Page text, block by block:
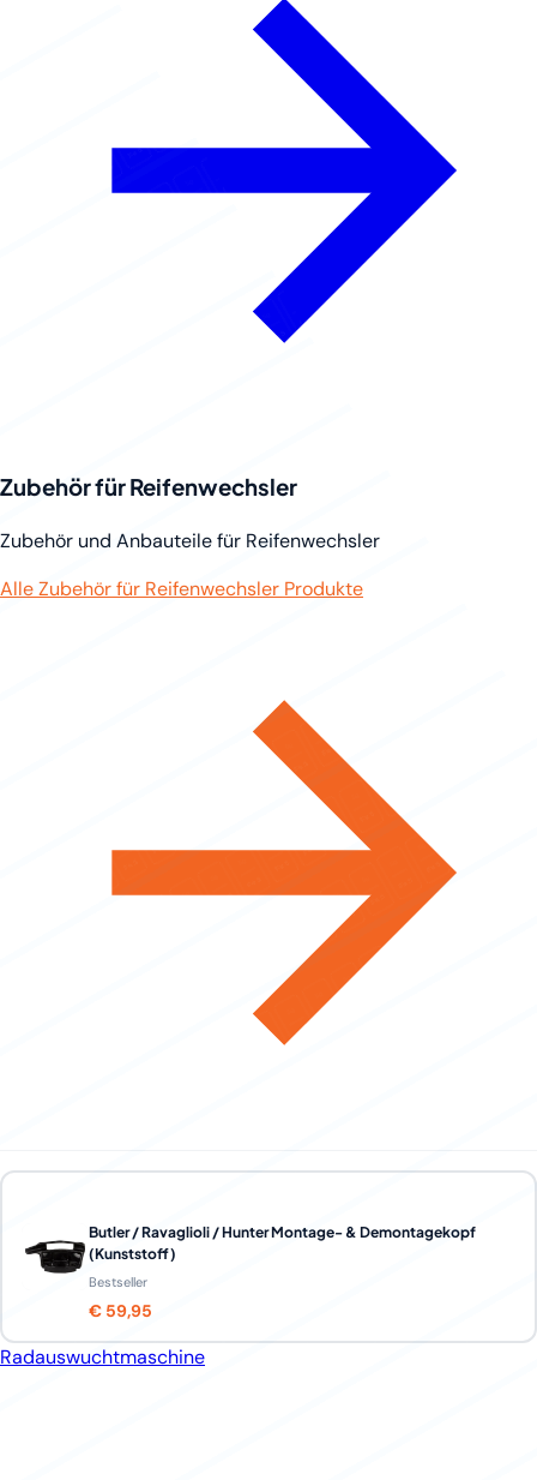
Zubehör für Reifenwechsler
Zubehör und Anbauteile für Reifenwechsler
Alle Zubehör für Reifenwechsler Produkte
Butler / Ravaglioli / Hunter Montage- & Demontagekopf
(Kunststoff)
Bestseller
€ 59,95
Radauswuchtmaschine